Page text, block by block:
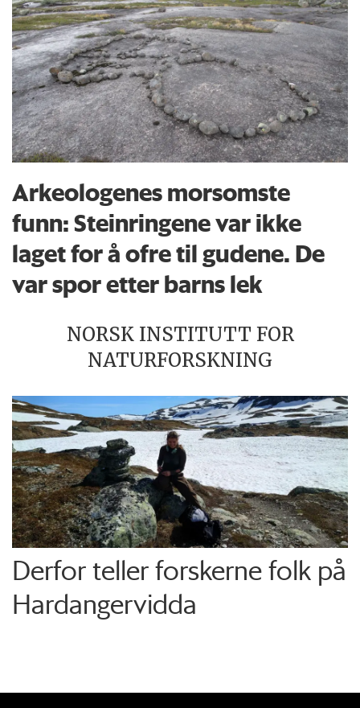
Arkeologenes morsomste
funn: Steinringene var ikke
laget for å ofre til gudene. De
var spor etter barns lek
NORSK INSTITUTT FOR
NATURFORSKNING
Derfor teller forskerne folk på
Hardangervidda